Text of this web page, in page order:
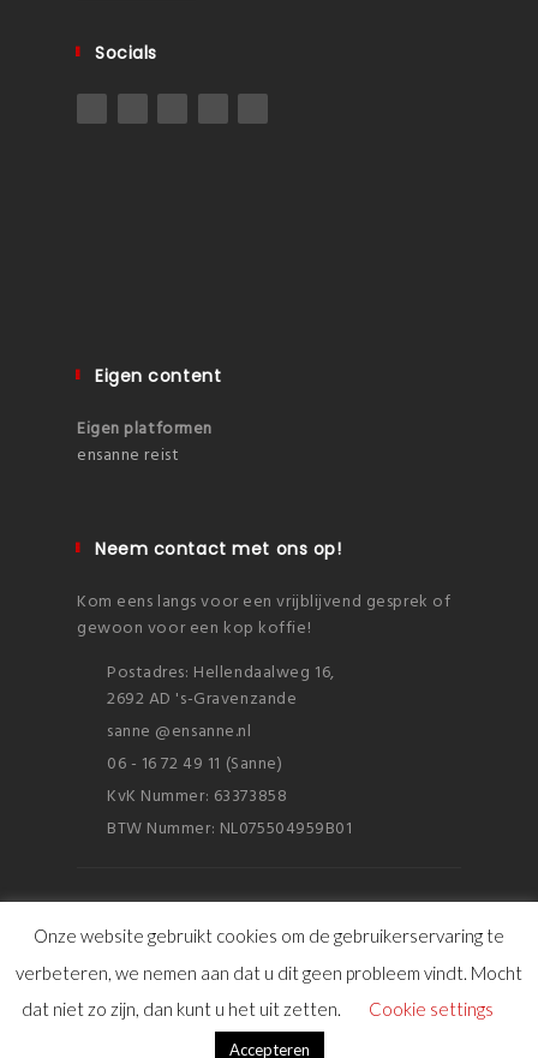
Socials
Eigen content
Eigen platformen
ensanne reist
Neem contact met ons op!
Kom eens langs voor een vrijblijvend gesprek of
gewoon voor een kop koffie!
Postadres: Hellendaalweg 16,
2692 AD 's-Gravenzande
sanne @ensanne.nl
06 - 16 72 49 11 (Sanne)
KvK Nummer: 63373858
BTW Nummer: NL075504959B01
© Copyright 2016 ensanne
Onze website gebruikt cookies om de gebruikerservaring te
verbeteren, we nemen aan dat u dit geen probleem vindt. Mocht
dat niet zo zijn, dan kunt u het uit zetten.
Cookie settings
Accepteren